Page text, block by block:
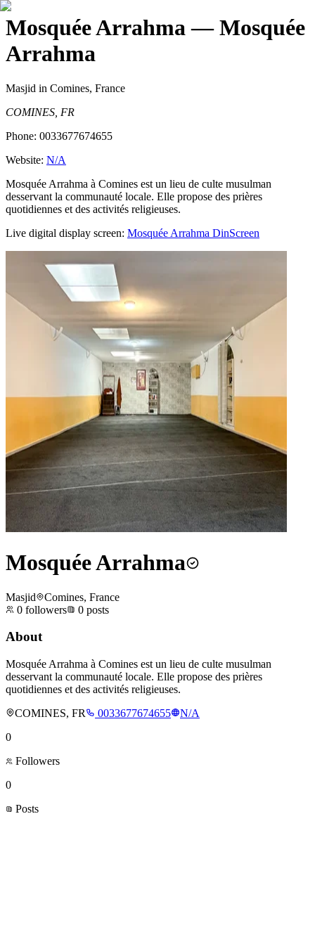
Mosquée Arrahma— Mosquée
Arrahma
Masjid in Comines, France
COMINES, FR
Phone: 0033677674655
Website: N/A
Mosquée Arrahma à Comines est un lieu de culte musulman
desservant la communauté locale. Elle propose des prières
quotidiennes et des activités religieuses.
Live digital display screen: Mosquée Arrahma DinScreen
Mosquée Arrahma
Masjid
Comines, France
0 followers 0 posts
About
Mosquée Arrahma à Comines est un lieu de culte musulman
desservant la communauté locale. Elle propose des prières
quotidiennes et des activités religieuses.
COMINES, FR
0033677674655
N/A
0
Followers
0
Posts